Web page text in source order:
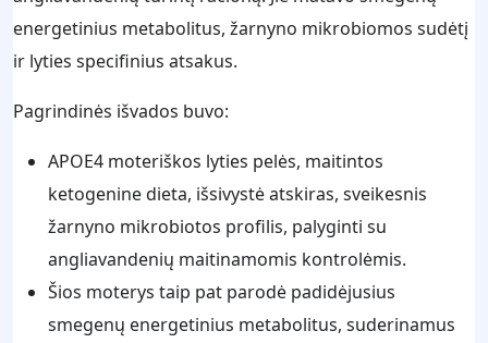
energetinius metabolitus, žarnyno mikrobiomos sudėtį
ir lyties specifinius atsakus.
Pagrindinės išvados buvo:
APOE4 moteriškos lyties pelės, maitintos
ketogenine dieta, išsivystė atskiras, sveikesnis
žarnyno mikrobiotos profilis, palyginti su
angliavandenių maitinamomis kontrolėmis.
Šios moterys taip pat parodė padidėjusius
smegenų energetinius metabolitus, suderinamus